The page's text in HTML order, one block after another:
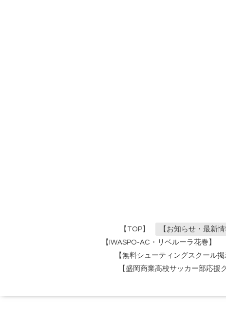
【TOP】 【お知らせ・最新情
【IWASPO-AC・リベルーラ花巻】
【無料シューティングスクール掲
【盛岡商業高校サッカー部応援